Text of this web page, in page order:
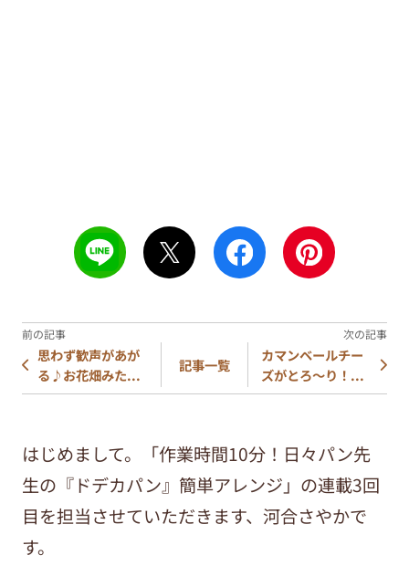
思わず歓声があが
る♪お花畑みた...
記事一覧
カマンベールチー
ズがとろ～り！...
はじめまして。「作業時間10分！日々パン先
生の『ドデカパン』簡単アレンジ」の連載3回
目を担当させていただきます、河合さやかで
す。